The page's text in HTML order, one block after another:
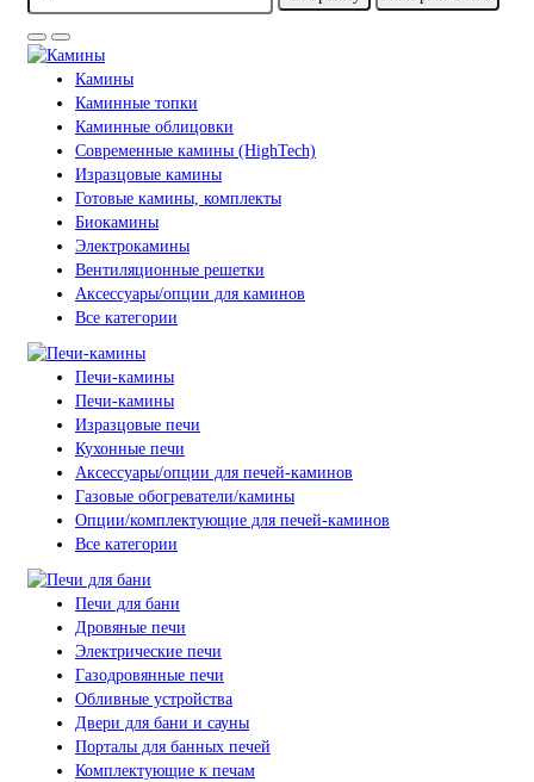
Камины
Каминные топки
Каминные облицовки
Современные камины (HighTech)
Изразцовые камины
Готовые камины, комплекты
Биокамины
Электрокамины
Вентиляционные решетки
Аксессуары/опции для каминов
Все категории
Печи-камины
Печи-камины
Изразцовые печи
Кухонные печи
Аксессуары/опции для печей-каминов
Газовые обогреватели/камины
Опции/комплектующие для печей-каминов
Все категории
Печи для бани
Дровяные печи
Электрические печи
Газодровянные печи
Обливные устройства
Двери для бани и сауны
Порталы для банных печей
Комплектующие к печам